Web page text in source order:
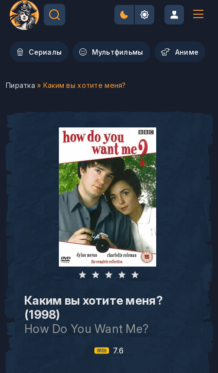
Сериалы Мультфильмы Aниме
Пиратка » Каким вы хотите меня?
Каким вы хотите меня?
(1998)
How Do You Want Me?
7.6